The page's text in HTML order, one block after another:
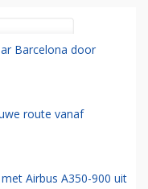
Barcelona door
route vanaf
Airbus A350-900 uit